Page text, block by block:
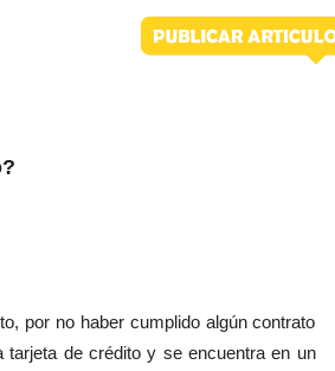
no haber cumplido algún contrato
tarjeta de crédito y se encuentra en un